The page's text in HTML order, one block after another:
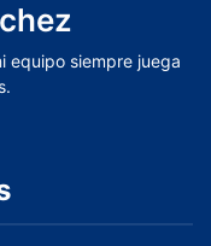
equipo siempre juega